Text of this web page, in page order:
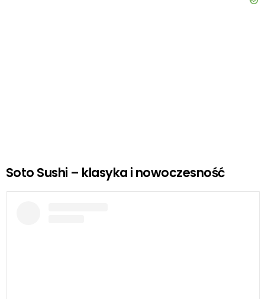
Soto Sushi – klasyka i nowoczesność